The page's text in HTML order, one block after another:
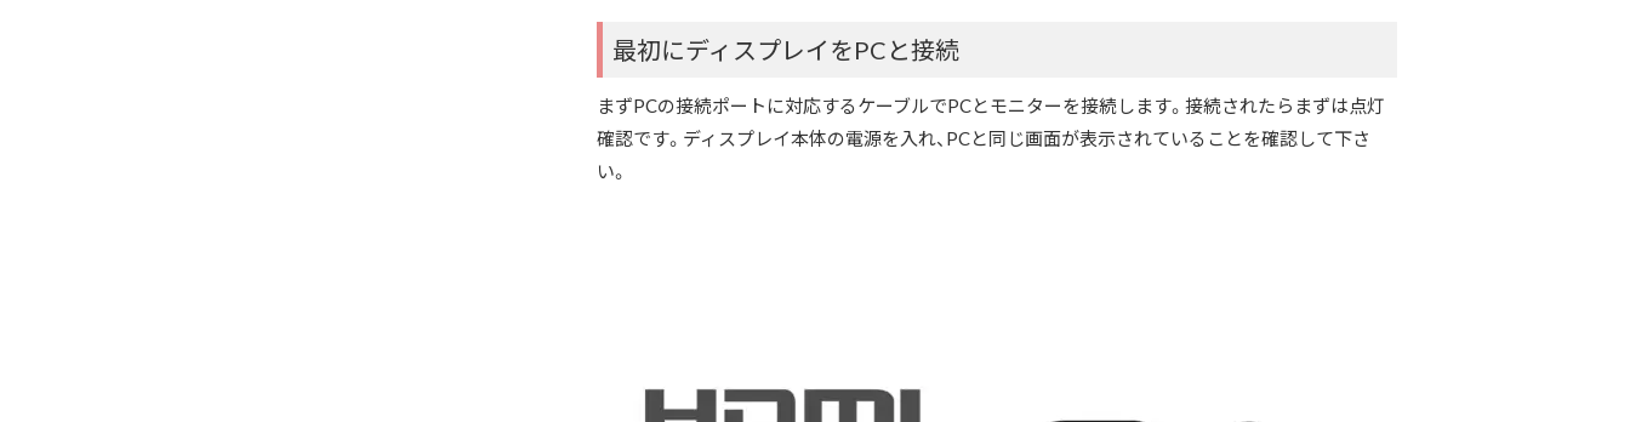
最初にディスプレイをPCと接続
まずPCの接続ポートに対応するケーブルでPCとモニターを接続します。接続されたらまずは点灯
確認です。ディスプレイ本体の電源を入れ、PCと同じ画面が表示されていることを確認して下さ
い。